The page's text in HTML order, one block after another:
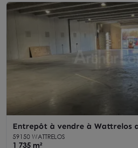
Entrepôt à vendre à Wattrelos
intégrés et accès Belgique
59150 WATTRELOS
1 735 m²